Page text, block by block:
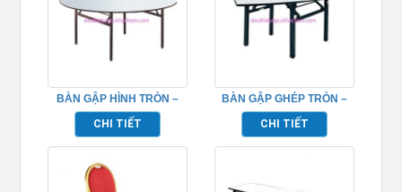
BÀN GẬP HÌNH TRÒN –
TP662001
CHI TIẾT
BÀN GẬP GHÉP TRÒN –
TP662012
CHI TIẾT